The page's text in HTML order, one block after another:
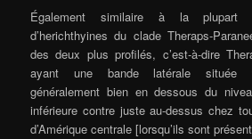
Également similaire à la plupart
d’herichthyines du clade Theraps-
des deux plus profilés, c’est-à-dire
ayant une bande latérale située
généralement bien en dessous du
inférieure contre juste au-dessus chez
d’Amérique centrale [lorsqu’ils sont